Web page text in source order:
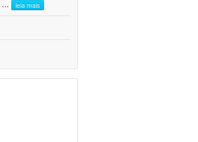
... leia mais